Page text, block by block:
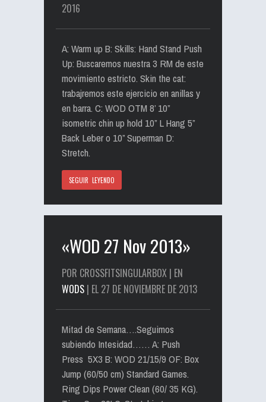
2016
A: Warm up B: Skills: Hand Stand Push
Up: Buscaremos nuestra 3 RM de este
movimiento estricto. Skin the cat:
trabajremos este ejercicio en anillas y
en barra. C: WOD OTM 8’ 10”
isometric chin up hold 10” L Hang 5”
Back Leber o 10” Superman D:
Stretch.
SEGUIR LEYENDO
«WOD 27 Nov 2013»
POR CROSSFITSINGULARBOX | EN
WODS | EL 27 DE NOVIEMBRE DE 2013
Mitad de Semana….Seguimos
subiendo Intesidad…… A: Push
Press 5X3 B: WOD 21/15/9 OF: Box
Jump (60/50 cm) Standard Games.
Ring Dips Power Clean (60/ 35 KG).